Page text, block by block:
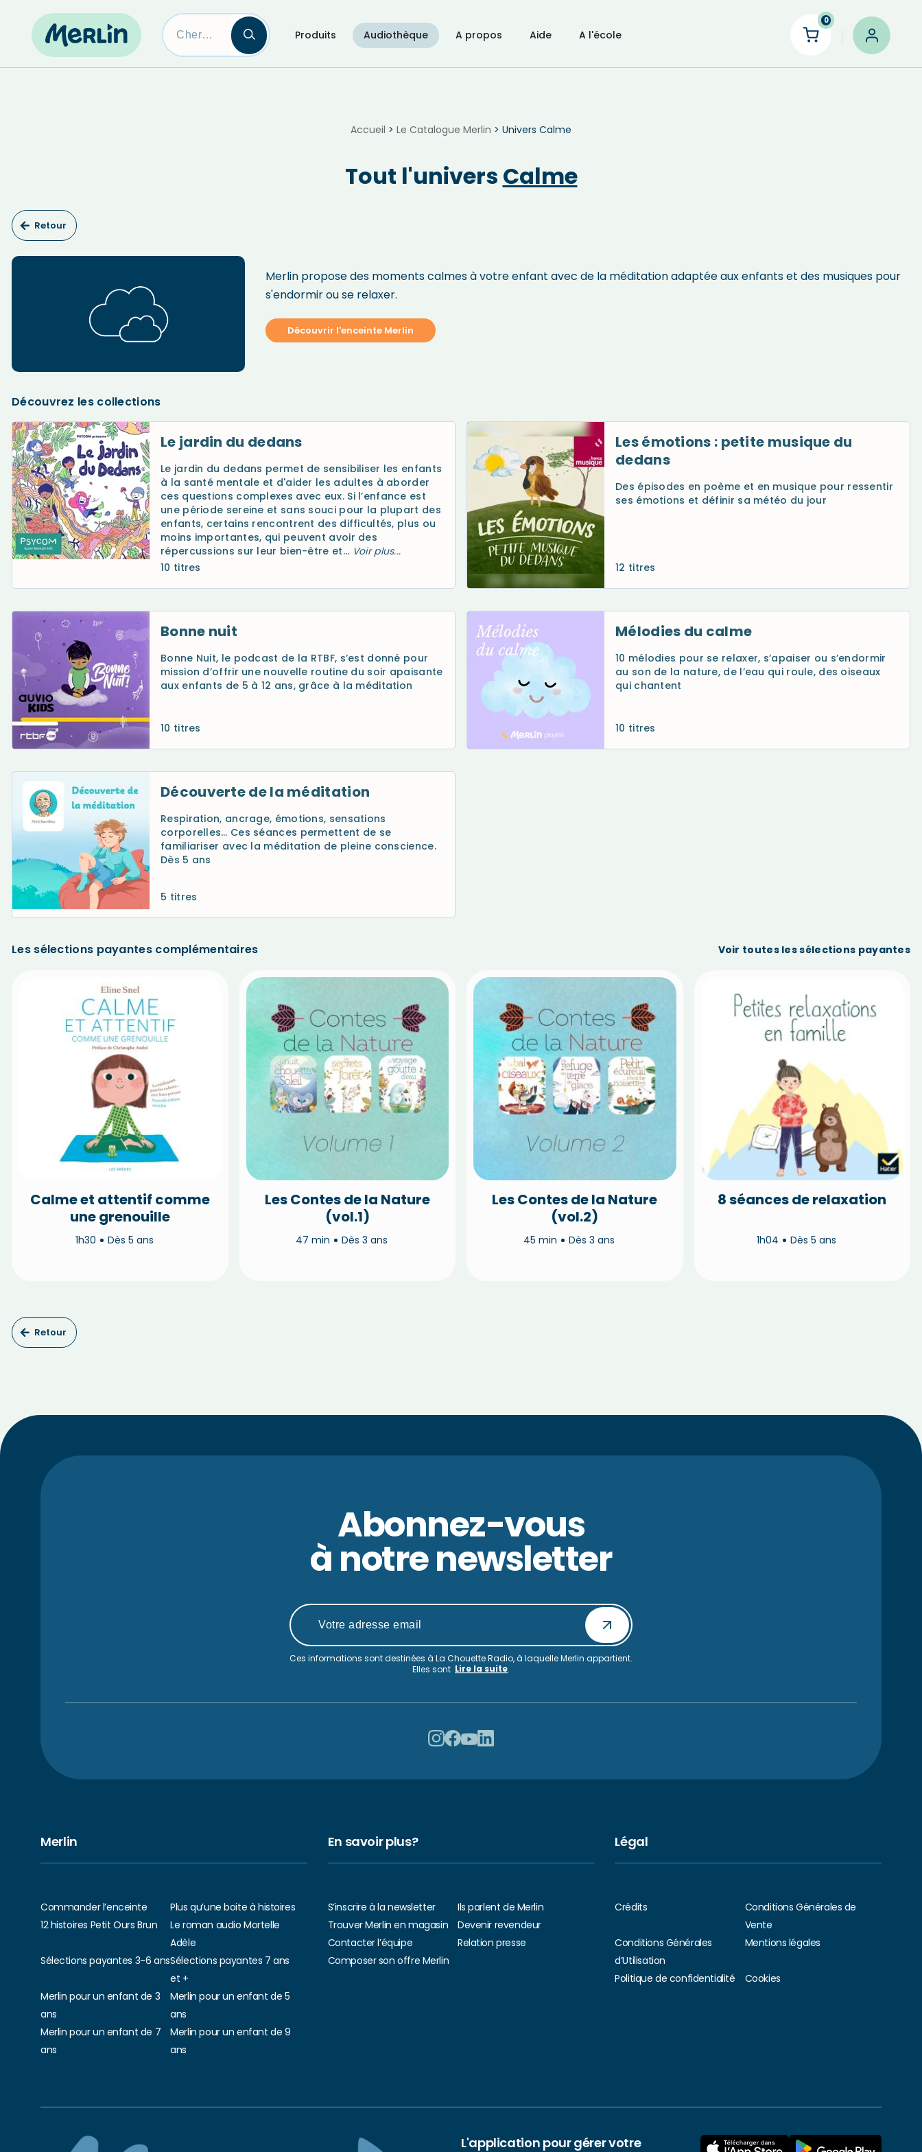
Skip
Produits Audiothèque A propos Aide A l'école
0
Accueil > Le Catalogue Merlin > Univers Calme
Tout l'univers Calme
Retour
Merlin propose des moments calmes à votre enfant avec de la méditation adaptée aux enfants et des musiques pour
s'endormir ou se relaxer.
Découvrir l'enceinte Merlin
Découvrez les collections
Le jardin du dedans
Le jardin du dedans permet de sensibiliser les enfants
à la santé mentale et d'aider les adultes à aborder
ces questions complexes avec eux. Si l’enfance est
une période sereine et sans souci pour la plupart des
enfants, certains rencontrent des difficultés, plus ou
moins importantes, qui peuvent avoir des
répercussions sur leur bien-être et... Voir plus...
10 titres
Les émotions : petite musique du
dedans
Des épisodes en poème et en musique pour ressentir
ses émotions et définir sa météo du jour
12 titres
Bonne nuit
Bonne Nuit, le podcast de la RTBF, s’est donné pour
mission d’offrir une nouvelle routine du soir apaisante
aux enfants de 5 à 12 ans, grâce à la méditation
10 titres
Mélodies du calme
10 mélodies pour se relaxer, s’apaiser ou s’endormir
au son de la nature, de l’eau qui roule, des oiseaux
qui chantent
10 titres
Découverte de la méditation
Respiration, ancrage, émotions, sensations
corporelles… Ces séances permettent de se
familiariser avec la méditation de pleine conscience.
Dès 5 ans
5 titres
Les sélections payantes complémentaires Voir toutes les sélections payantes
Calme et attentif comme
une grenouille
1h30 Dès 5 ans
Les Contes de la Nature
(vol.1)
47 min Dès 3 ans
Les Contes de la Nature
(vol.2)
45 min Dès 3 ans
8 séances de relaxation
1h04 Dès 5 ans
Retour
Abonnez-vous
à notre newsletter
Ces informations sont destinées à La Chouette Radio, à laquelle Merlin appartient.
Elles sont Lire la suite.
Merlin
Commander l’enceinte
Plus qu’une boite à histoires
12 histoires Petit Ours Brun
Le roman audio Mortelle
Adèle
Sélections payantes 3-6 ansSélections payantes 7 ans
et +
Merlin pour un enfant de 3
ans
Merlin pour un enfant de 5
ans
Merlin pour un enfant de 7
ans
Merlin pour un enfant de 9
ans
En savoir plus?
S’inscrire à la newsletter
Ils parlent de Merlin
Trouver Merlin en magasin
Devenir revendeur
Contacter l’équipe
Relation presse
Composer son offre Merlin
Légal
Crédits
Conditions Générales de
Vente
Conditions Générales
d’Utilisation
Mentions légales
Politique de confidentialité Cookies
L'application pour gérer votre